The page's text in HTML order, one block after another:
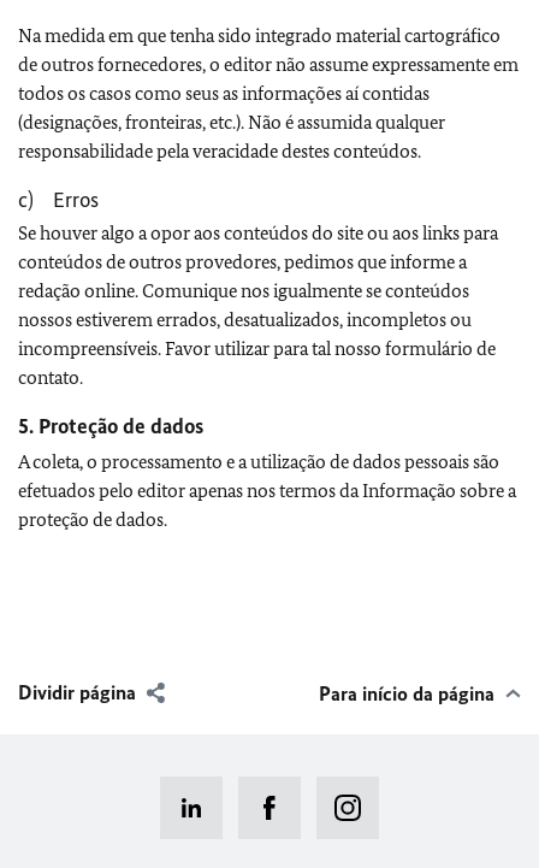
Na medida em que tenha sido integrado material cartográfico
de outros fornecedores, o editor não assume expressamente em
todos os casos como seus as informações aí contidas
(designações, fronteiras, etc.). Não é assumida qualquer
responsabilidade pela veracidade destes conteúdos.
c) Erros
Se houver algo a opor aos conteúdos do site ou aos links para
conteúdos de outros provedores, pedimos que informe a
redação online. Comunique nos igualmente se conteúdos
nossos estiverem errados, desatualizados, incompletos ou
incompreensíveis. Favor utilizar para tal nosso formulário de
contato.
5. Proteção de dados
A coleta, o processamento e a utilização de dados pessoais são
efetuados pelo editor apenas nos termos da Informação sobre a
proteção de dados.
Dividir página Para início da página